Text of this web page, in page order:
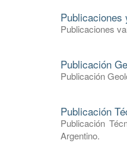
Publicaciones
Publicaciones
Publicación
Publicación
Publicación
Publicación
Argentino.